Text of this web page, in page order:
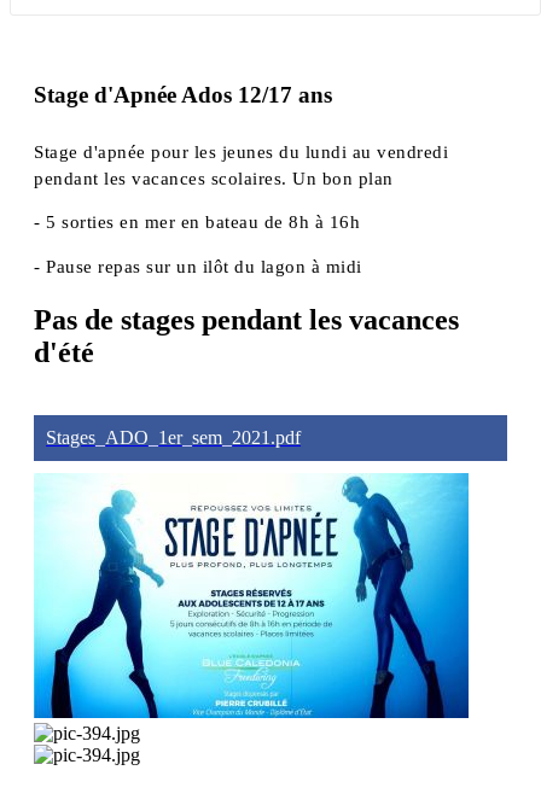
Stage d'Apnée Ados 12/17 ans
Stage d'apnée pour les jeunes du lundi au vendredi
pendant les vacances scolaires. Un bon plan
- 5 sorties en mer en bateau de 8h à 16h
- Pause repas sur un ilôt du lagon à midi
Pas de stages pendant les vacances
d'été
Stages_ADO_1er_sem_2021.pdf